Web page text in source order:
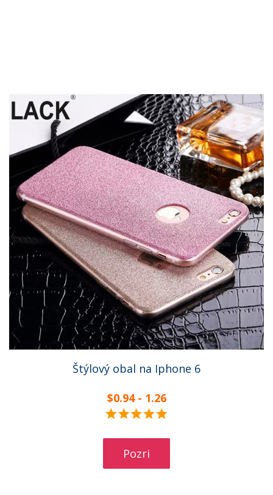
Štýlový obal na Iphone 6
$0.94 - 1.26
Pozri